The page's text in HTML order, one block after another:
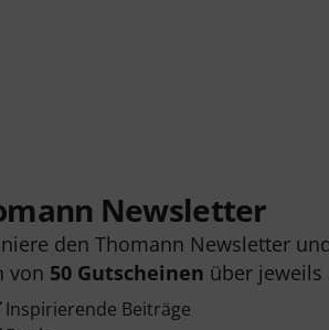
Newsletter
den Thomann Newsletter
von 50 Gutscheinen über jeweils
Inspirierende Beiträge